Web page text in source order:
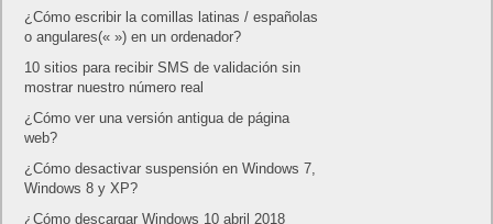
¿Cómo escribir la comillas latinas / españolas
o angulares(« ») en un ordenador?
10 sitios para recibir SMS de validación sin
mostrar nuestro número real
¿Cómo ver una versión antigua de página
web?
¿Cómo desactivar suspensión en Windows 7,
Windows 8 y XP?
¿Cómo descargar Windows 10 abril 2018